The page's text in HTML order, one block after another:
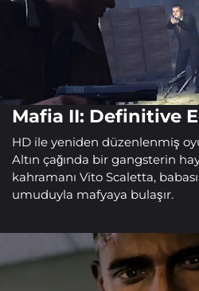
Mafia II: Definitive
HD ile yeniden düzenlenmiş
Altın çağında bir gangsterin
kahramanı Vito Scaletta,
umuduyla mafyaya bulaşır.